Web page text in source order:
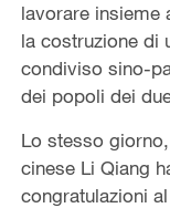
lavorare insieme
la costruzione di
condiviso sino-
dei popoli dei
Lo stesso
cinese Li Qiang
congratulazioni